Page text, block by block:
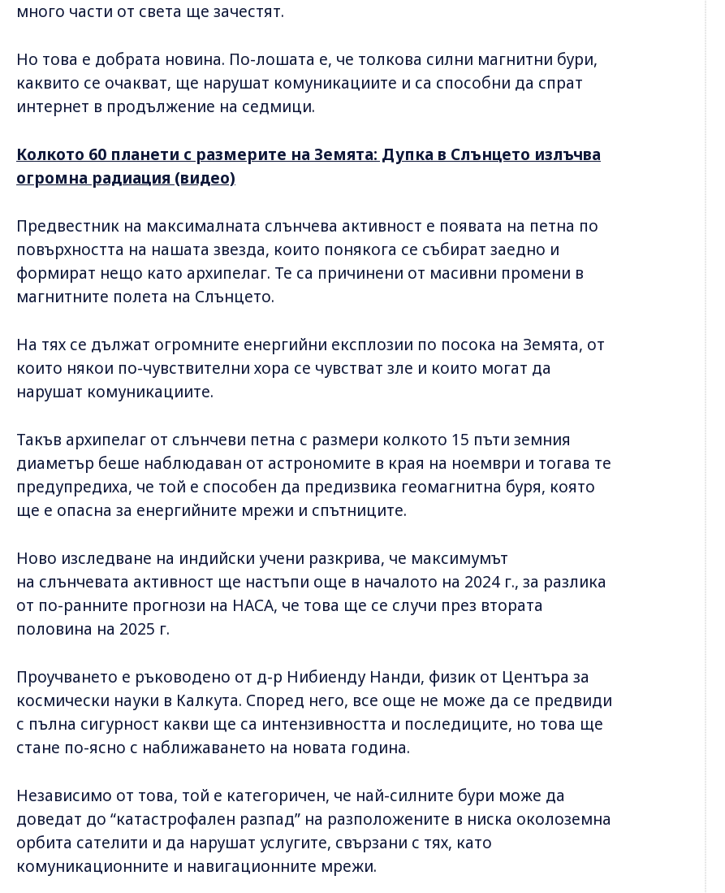
много части от света ще зачестят.
Но това е добрата новина. По-лошата е, че толкова силни магнитни бури,
каквито се очакват, ще нарушат комуникациите и са способни да спрат
интернет в продължение на седмици.
Колкото 60 планети с размерите на Земята: Дупка в Слънцето излъчва
огромна радиация (видео)
Предвестник на максималната слънчева активност е появата на петна по
повърхността на нашата звезда, които понякога се събират заедно и
формират нещо като архипелаг. Те са причинени от масивни промени в
магнитните полета на Слънцето.
На тях се дължат огромните енергийни експлозии по посока на Земята, от
които някои по-чувствителни хора се чувстват зле и които могат да
нарушат комуникациите.
Такъв архипелаг от слънчеви петна с размери колкото 15 пъти земния
диаметър беше наблюдаван от астрономите в края на ноември и тогава те
предупредиха, че той е способен да предизвика геомагнитна буря, която
ще е опасна за енергийните мрежи и спътниците.
Ново изследване на индийски учени разкрива, че максимумът
на слънчевата активност ще настъпи още в началото на 2024 г., за разлика
от по-ранните прогнози на НАСА, че това ще се случи през втората
половина на 2025 г.
Проучването е ръководено от д-р Нибиенду Нанди, физик от Центъра за
космически науки в Калкута. Според него, все още не може да се предвиди
с пълна сигурност какви ще са интензивността и последиците, но това ще
стане по-ясно с наближаването на новата година.
Независимо от това, той е категоричен, че най-силните бури може да
доведат до “катастрофален разпад” на разположените в ниска околоземна
орбита сателити и да нарушат услугите, свързани с тях, като
комуникационните и навигационните мрежи.